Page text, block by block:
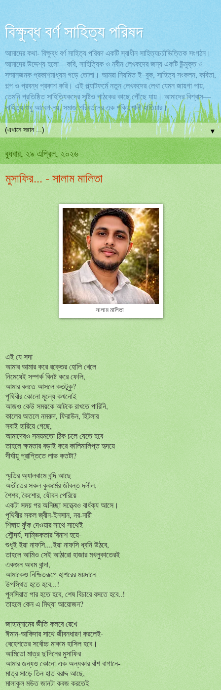
বিক্ষুব্ধ বর্ণ সাহিত্য পরিষদ
আমাদের কথা- বিক্ষুব্ধ বর্ণ সাহিত্য পরিষদ একটি স্বাধীন সাহিত্যচর্চাভিত্তিক সংগঠন।
আমাদের উদ্দেশ্য হলো—কবি, সাহিত্যিক ও নবীন লেখকদের জন্য একটি উন্মুক্ত ও
সম্মানজনক প্রকাশমাধ্যম গড়ে তোলা। আমরা নিয়মিত ই–বুক, সাহিত্য সংকলন, কবিতা,
গল্প ও প্রবন্ধ প্রকাশ করি। এই প্ল্যাটফর্মে নতুন লেখকদের লেখা যেমন জায়গা পায়,
তেমনি প্রতিষ্ঠিত সাহিত্যিকদের সৃষ্টিও পাঠকের কাছে পৌঁছে যায়। আমাদের বিশ্বাস—
সাহিত্য শুধু আবেগ নয়, সমাজ পরিবর্তনের এক শক্তিশালী হাতিয়ার।
▼
বুধবার, ২৯ এপ্রিল, ২০২৬
মুসাফির... - সালাম মালিতা
সালাম মালিতা
এই যে সদা
আমার আমার করে রক্তের হোলি খেলে
নিমেষেই সম্পর্ক বিনষ্ট করে ফেলি,
আমার বলতে আসলে কতটুকু?
পৃথিবীর কোনো মূল্যে কখনোই
আজও কেউ সময়কে আটকে রাখতে পারিনি,
কালের অতলে নমরুদ, ফিরাউন, হিটলার
সবাই হারিয়ে গেছে,
আমাদেরও সময়মতো ঠিক চলে যেতে হবে-
তাহলে ক্ষমতার বড়াই করে কালিমালিপ্ত হৃদয়ে
দীর্ঘায়ু প্রাপ্তিতে লাভ কতটা?
স্মৃতির অ্যালবামে বন্দি আছে
অতীতের সকল কুকর্মের জীবন্ত দলীল,
শৈশব, কৈশোর, যৌবন পেরিয়ে
একটা সময় পর অনিচ্ছা সত্ত্বেও বার্ধক্য আসে।
পৃথিবীর সকল জ্বীন-ইনসান, নর-নারী
শিঙ্গায় ফুঁক দেওয়ার সাথে সাথেই
সৌন্দর্য, দাম্ভিকতার বিনাশ হয়ে-
শুধুই ইয়া নাফসি....ইয়া নাফসি ধ্বনি উঠবে,
তাহলে আমিও সেই আঠারো হাজার মখলুকাতেরই
একজন অধম বান্দা,
আমাকেও নিশ্চিতরূপে হাশরের ময়দানে
উপস্থিত হতে হবে...!
পুলসিরাত পার হতে হবে, শেষ বিচারে বসতে হবে..!
তাহলে কেন এ মিথ্যা আয়োজন?
জাহান্নামের ভীতি কলবে রেখে
ঈমান-আকিদার সাথে জীবনধারণ করলেই-
বেহেশতের সর্বোচ্চ মাকাম হাসিল হবে।
আমিতো মাত্র দু'দিনের মুসাফির
আমার জন্যও কোনো এক অন্ধকার বাঁশ বাগানে-
মাত্র সাড়ে তিন হাত বরাদ্দ আছে,
মালাকুল মউত জানটা কবজ করতেই